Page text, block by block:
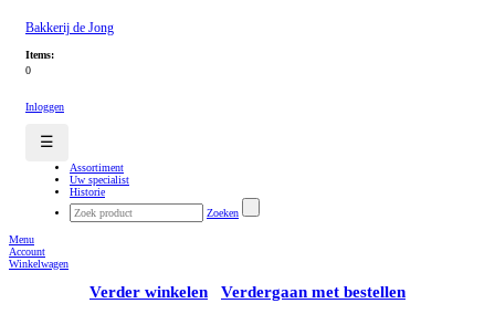
Bakkerij de Jong
Items:
0
Inloggen
☰
Assortiment
Uw specialist
Historie
Zoeken
Menu
Account
Winkelwagen
Verder winkelen Verdergaan met bestellen